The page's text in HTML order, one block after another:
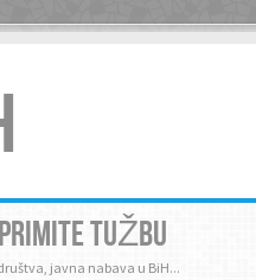
TUŽBU
javna nabava u BiH...